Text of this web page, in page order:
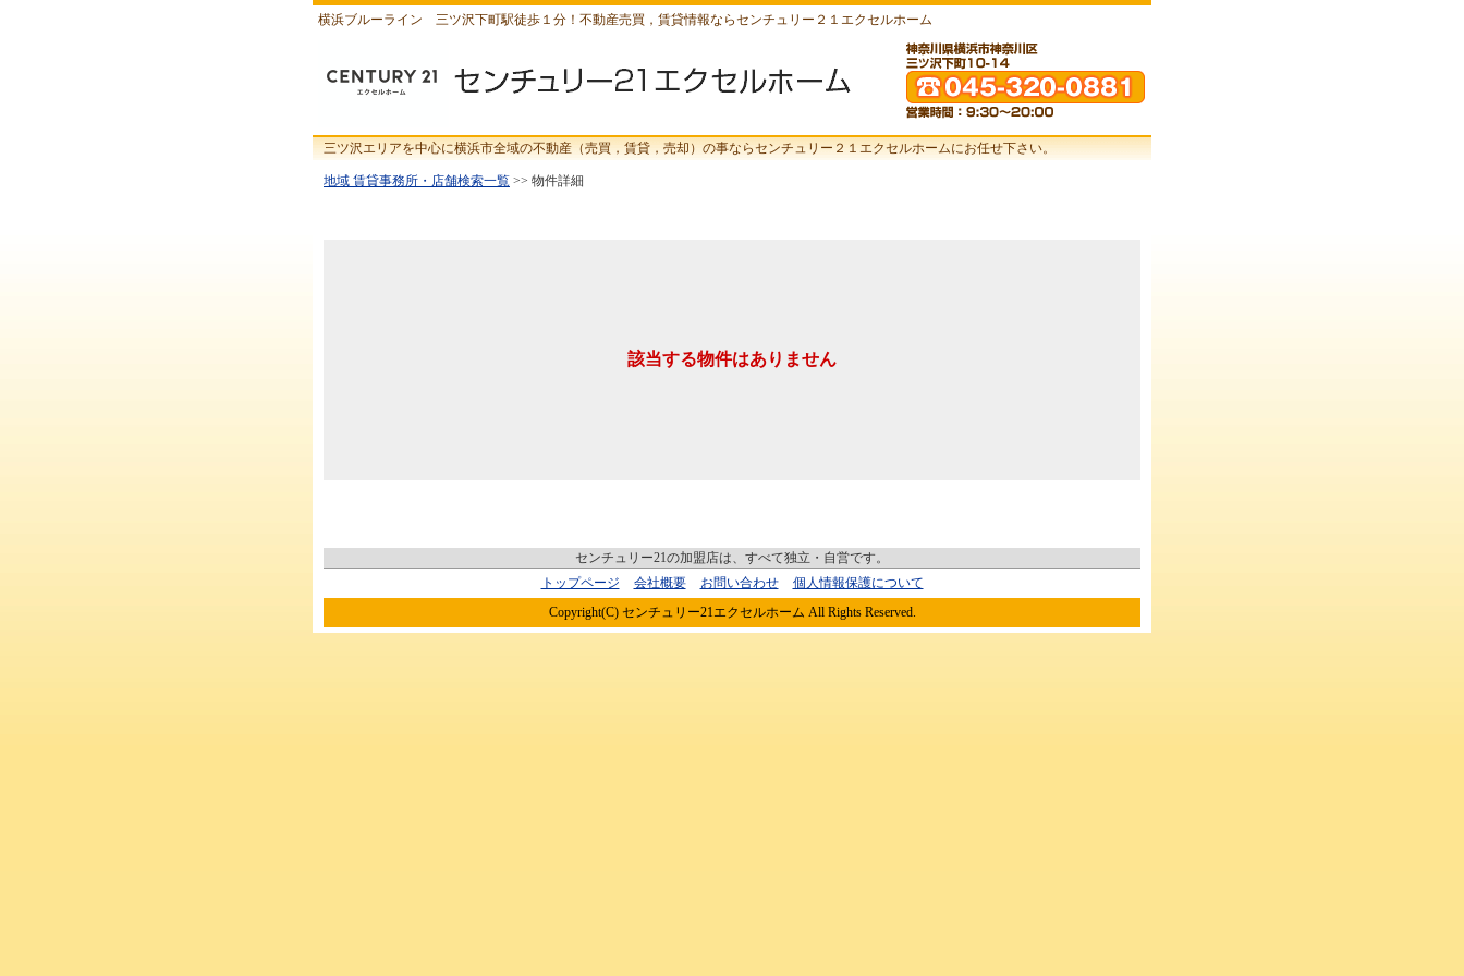
横浜ブルーライン 三ツ沢下町駅徒歩１分！不動産売買，賃貸情報ならセンチュリー２１エクセルホーム
三ツ沢エリアを中心に横浜市全域の不動産（売買，賃貸，売却）の事ならセンチュリー２１エクセルホームにお任せ下さい。
地域 賃貸事務所・店舗検索一覧 >> 物件詳細
該当する物件はありません
センチュリー21の加盟店は、すべて独立・自営です。
トップページ
会社概要 お問い合わせ
個人情報保護について
Copyright(C) センチュリー21エクセルホーム All Rights Reserved.